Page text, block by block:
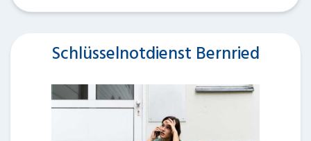
Schlüsselnotdienst Bernried